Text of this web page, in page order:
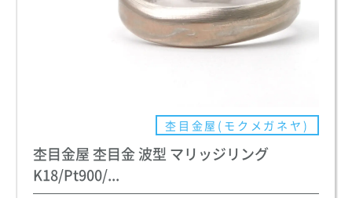
杢目金屋(モクメガネヤ)
杢目金屋 杢目金 波型 マリッジリング
K18/Pt900/...